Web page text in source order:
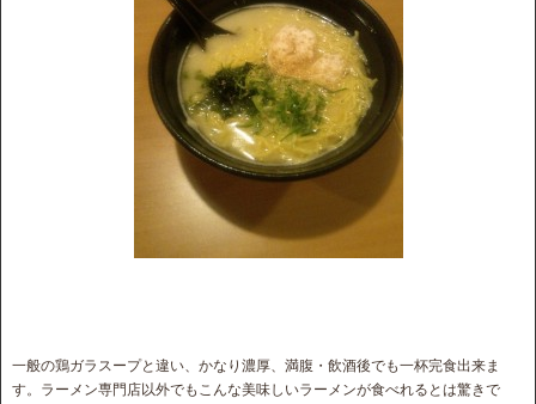
一般の鶏ガラスープと違い、かなり濃厚、満腹・飲酒後でも一杯完食出来ま
す。ラーメン専門店以外でもこんな美味しいラーメンが食べれるとは驚きで